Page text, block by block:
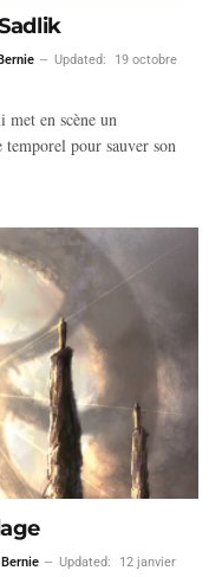
Updated:
19 octobre
en scène un
pour sauver son
Bernie Updated:
12 janvier